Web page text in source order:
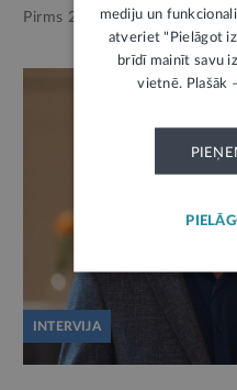
Pirms 2 mēnešiem, Kultūra
INTERVIJA
mediju un
atveriet "Pielāgot
brīdī mainīt savu
vietnē. Plašāk